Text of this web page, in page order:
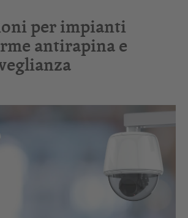
per impianti
antirapina e